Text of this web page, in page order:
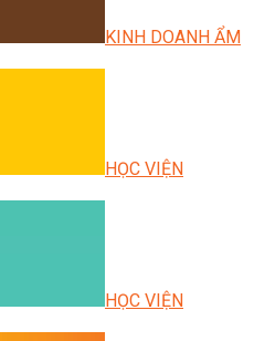
KINH DOANH ẨM
HỌC VIỆN
HỌC VIỆN